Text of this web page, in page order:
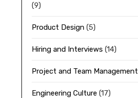
(9)
Product Design(5)
Hiring and Interviews (14)
Project and Team Management
Engineering Culture (17)